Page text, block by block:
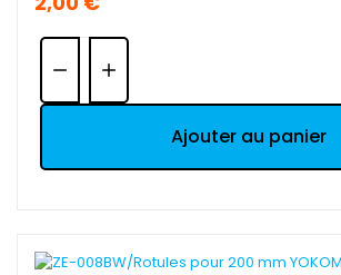
Quantité:
Ajouter au panier